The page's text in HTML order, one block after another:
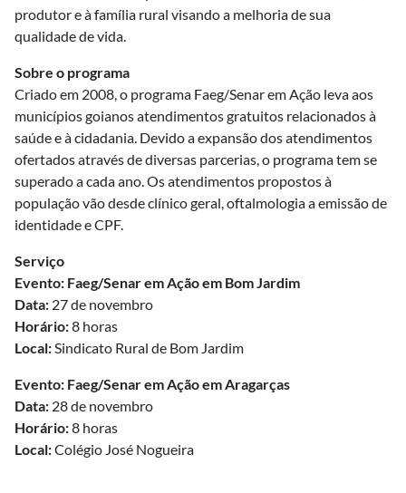
produtor e à família rural visando a melhoria de sua
qualidade de vida.
Sobre o programa
Criado em 2008, o programa Faeg/Senar em Ação leva aos
municípios goianos atendimentos gratuitos relacionados à
saúde e à cidadania. Devido a expansão dos atendimentos
ofertados através de diversas parcerias, o programa tem se
superado a cada ano. Os atendimentos propostos à
população vão desde clínico geral, oftalmologia a emissão de
identidade e CPF.
Serviço
Evento: Faeg/Senar em Ação em Bom Jardim
Data: 27 de novembro
Horário:8 horas
Local: Sindicato Rural de Bom Jardim
Evento: Faeg/Senar em Ação em Aragarças
Data: 28 de novembro
Horário:8 horas
Local:Colégio José Nogueira